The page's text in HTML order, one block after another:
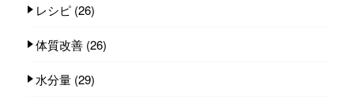
レシピ (26)
体質改善 (26)
水分量 (29)